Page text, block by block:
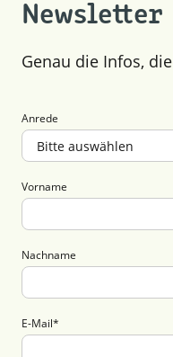
Newsletter
Genau die Infos,
Anrede
Vorname
Nachname
E-Mail*